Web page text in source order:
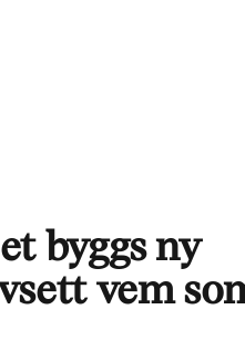
byggs ny
vem